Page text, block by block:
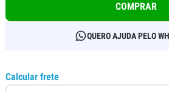
COMPRAR
QUERO AJUDA PELO
Calcular frete